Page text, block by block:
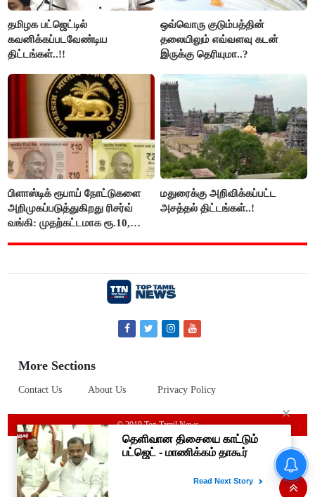
தமிழக பட்ஜெட்டில்
கவனிக்கப்படவேண்டிய
திட்டங்கள்..!!
ஒவ்வொரு குடும்பத்தின்
தலையிலும் எவ்வளவு கடன்
இருக்கு தெரியுமா..?
பிளாஸ்டிக் ரூபாய் நோட்டுகளை
அறிமுகப்படுத்துகிறது ரிசர்வ்
வங்கி: முதற்கட்டமாக ரூ.10,
மதுரைக்கு அறிவிக்கப்பட்ட
அசத்தல் திட்டங்கள்..!
More Sections
Contact Us About Us Privacy Policy
© 2019 Top Tamil News